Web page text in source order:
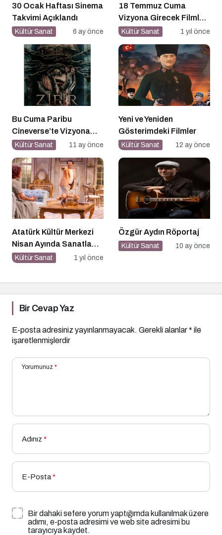
30 Ocak Haftası Sinema
Takvimi Açıklandı
Kültür Sanat 6 ay önce
18 Temmuz Cuma
Vizyona Girecek Filmler
Belli Oldu
Kültür Sanat 1 yıl önce
Bu Cuma Paribu
Cineverse’te Vizyona
Girecek Filmler
Kültür Sanat 11 ay önce
Yeni ve Yeniden
Gösterimdeki Filmler
Kültür Sanat 12 ay önce
Atatürk Kültür Merkezi
Nisan Ayında Sanatla
Dolup Taşıyor
Kültür Sanat 1 yıl önce
Özgür Aydın Röportaj
Kültür Sanat 10 ay önce
Bir Cevap Yaz
E-posta adresiniz yayınlanmayacak. Gerekli alanlar* ile
işaretlenmişlerdir
Yorumunuz *
Adınız *
E-Posta*
Bir dahaki sefere yorum yaptığımda kullanılmak üzere
adımı, e-posta adresimi ve web site adresimi bu
tarayıcıya kaydet.